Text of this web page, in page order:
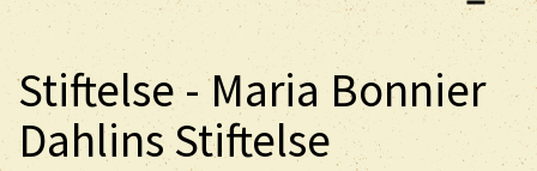
Stiftelse - Maria Bonnier
Dahlins Stiftelse